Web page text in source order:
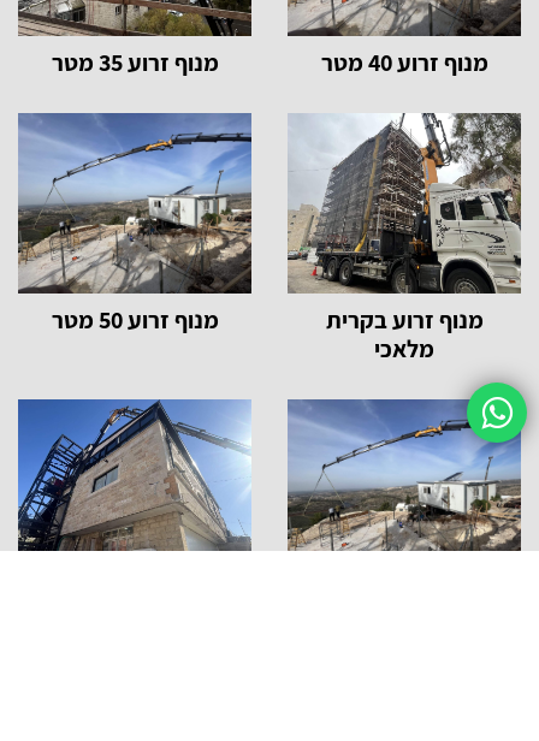
מנוף זרוע 40 מטר מנוף זרוע 35 מטר
מנוף זרוע בקרית
מלאכי
מנוף זרוע 50 מטר